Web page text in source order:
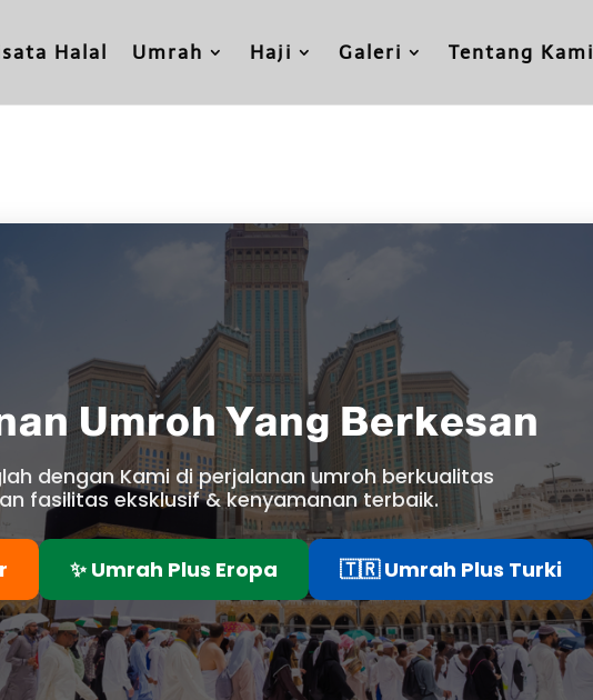
Halal Umrah Haji Galeri Tentang Kami
Umroh Yang Berkesan
dengan Kami di perjalanan umroh berkualitas
fasilitas eksklusif & kenyamanan terbaik.
✨ Umrah Plus Eropa 🇹🇷 Umrah Plus Turki